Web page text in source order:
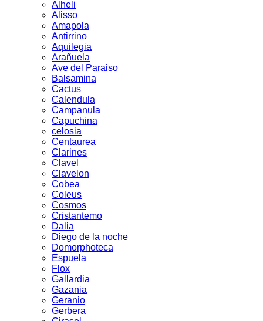
Alheli
Alisso
Amapola
Antirrino
Aquilegia
Arañuela
Ave del Paraiso
Balsamina
Cactus
Calendula
Campanula
Capuchina
celosia
Centaurea
Clarines
Clavel
Clavelon
Cobea
Coleus
Cosmos
Cristantemo
Dalia
Diego de la noche
Domorphoteca
Espuela
Flox
Gallardia
Gazania
Geranio
Gerbera